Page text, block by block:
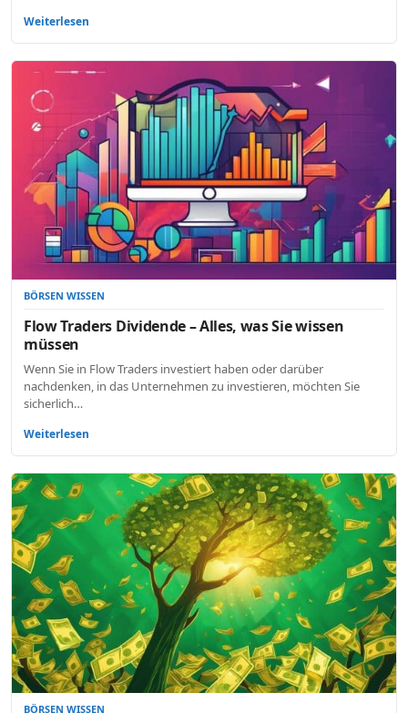
Weiterlesen
BÖRSEN WISSEN
Flow Traders Dividende – Alles, was Sie wissen
müssen
Wenn Sie in Flow Traders investiert haben oder darüber
nachdenken, in das Unternehmen zu investieren, möchten Sie
sicherlich…
Weiterlesen
BÖRSEN WISSEN